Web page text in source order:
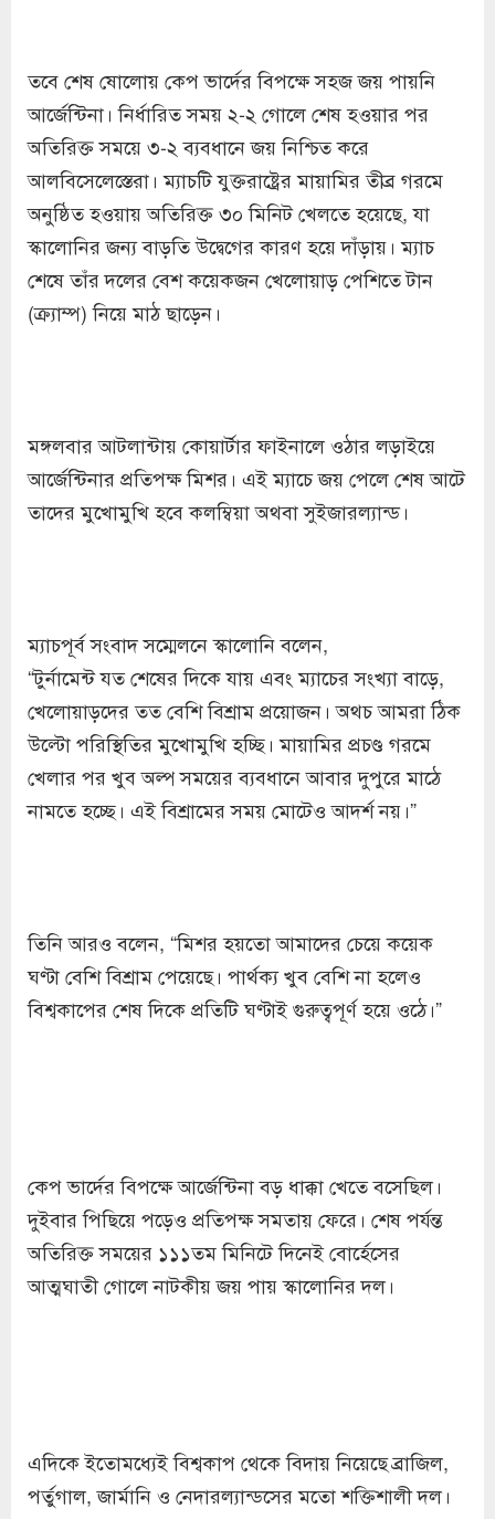
তবে শেষ ষোলোয় কেপ ভার্দের বিপক্ষে সহজ জয় পায়নি
আর্জেন্টিনা। নির্ধারিত সময় ২-২ গোলে শেষ হওয়ার পর
অতিরিক্ত সময়ে ৩-২ ব্যবধানে জয় নিশ্চিত করে
আলবিসেলেস্তেরা। ম্যাচটি যুক্তরাষ্ট্রের মায়ামির তীব্র গরমে
অনুষ্ঠিত হওয়ায় অতিরিক্ত ৩০ মিনিট খেলতে হয়েছে, যা
স্কালোনির জন্য বাড়তি উদ্বেগের কারণ হয়ে দাঁড়ায়। ম্যাচ
শেষে তাঁর দলের বেশ কয়েকজন খেলোয়াড় পেশিতে টান
(ক্র্যাম্প) নিয়ে মাঠ ছাড়েন।
মঙ্গলবার আটলান্টায় কোয়ার্টার ফাইনালে ওঠার লড়াইয়ে
আর্জেন্টিনার প্রতিপক্ষ মিশর। এই ম্যাচে জয় পেলে শেষ আটে
তাদের মুখোমুখি হবে কলম্বিয়া অথবা সুইজারল্যান্ড।
ম্যাচপূর্ব সংবাদ সম্মেলনে স্কালোনি বলেন,
“টুর্নামেন্ট যত শেষের দিকে যায় এবং ম্যাচের সংখ্যা বাড়ে,
খেলোয়াড়দের তত বেশি বিশ্রাম প্রয়োজন। অথচ আমরা ঠিক
উল্টো পরিস্থিতির মুখোমুখি হচ্ছি। মায়ামির প্রচণ্ড গরমে
খেলার পর খুব অল্প সময়ের ব্যবধানে আবার দুপুরে মাঠে
নামতে হচ্ছে। এই বিশ্রামের সময় মোটেও আদর্শ নয়।”
তিনি আরও বলেন, “মিশর হয়তো আমাদের চেয়ে কয়েক
ঘণ্টা বেশি বিশ্রাম পেয়েছে। পার্থক্য খুব বেশি না হলেও
বিশ্বকাপের শেষ দিকে প্রতিটি ঘণ্টাই গুরুত্বপূর্ণ হয়ে ওঠে।”
কেপ ভার্দের বিপক্ষে আর্জেন্টিনা বড় ধাক্কা খেতে বসেছিল।
দুইবার পিছিয়ে পড়েও প্রতিপক্ষ সমতায় ফেরে। শেষ পর্যন্ত
অতিরিক্ত সময়ের ১১১তম মিনিটে দিনেই বোর্হেসের
আত্মঘাতী গোলে নাটকীয় জয় পায় স্কালোনির দল।
এদিকে ইতোমধ্যেই বিশ্বকাপ থেকে বিদায় নিয়েছে ব্রাজিল,
পর্তুগাল, জার্মানি ও নেদারল্যান্ডসের মতো শক্তিশালী দল।